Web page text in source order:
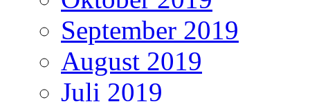
September 2019
August 2019
Juli 2019